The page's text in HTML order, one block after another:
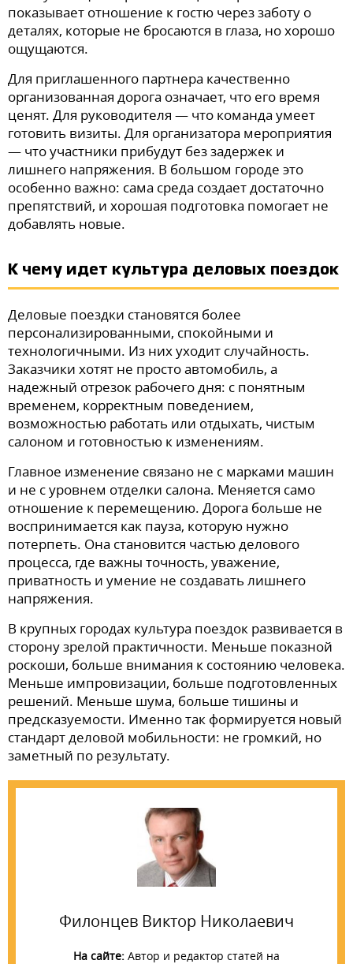
показывает отношение к гостю через заботу о
деталях, которые не бросаются в глаза, но хорошо
ощущаются.
Для приглашенного партнера качественно
организованная дорога означает, что его время
ценят. Для руководителя — что команда умеет
готовить визиты. Для организатора мероприятия
— что участники прибудут без задержек и
лишнего напряжения. В большом городе это
особенно важно: сама среда создает достаточно
препятствий, и хорошая подготовка помогает не
добавлять новые.
К чему идет культура деловых поездок
Деловые поездки становятся более
персонализированными, спокойными и
технологичными. Из них уходит случайность.
Заказчики хотят не просто автомобиль, а
надежный отрезок рабочего дня: с понятным
временем, корректным поведением,
возможностью работать или отдыхать, чистым
салоном и готовностью к изменениям.
Главное изменение связано не с марками машин
и не с уровнем отделки салона. Меняется само
отношение к перемещению. Дорога больше не
воспринимается как пауза, которую нужно
потерпеть. Она становится частью делового
процесса, где важны точность, уважение,
приватность и умение не создавать лишнего
напряжения.
В крупных городах культура поездок развивается в
сторону зрелой практичности. Меньше показной
роскоши, больше внимания к состоянию человека.
Меньше импровизации, больше подготовленных
решений. Меньше шума, больше тишины и
предсказуемости. Именно так формируется новый
стандарт деловой мобильности: не громкий, но
заметный по результату.
Филонцев Виктор Николаевич
На сайте: Автор и редактор статей на